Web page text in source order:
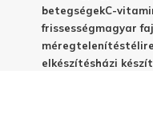
betegségekC-
frissességmagyar
méregtelenítéstélire
elkészítésházi